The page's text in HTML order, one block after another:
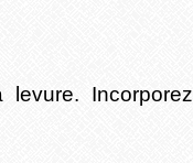
Incorporez